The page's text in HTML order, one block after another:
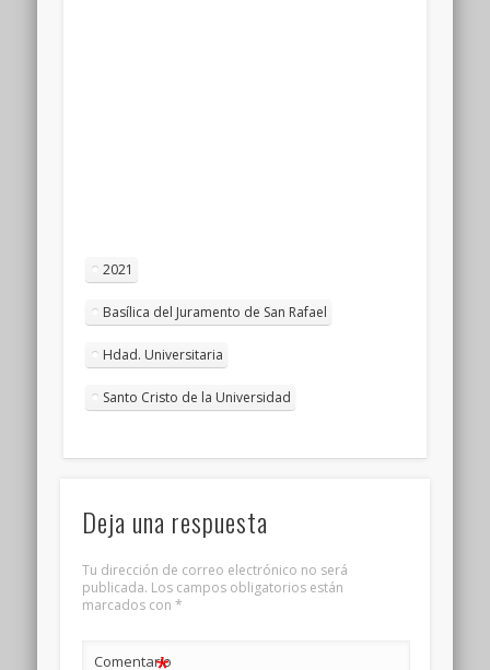
2021
Basílica del Juramento de San Rafael
Hdad. Universitaria
Santo Cristo de la Universidad
Deja una respuesta
Tu dirección de correo electrónico no será
publicada. Los campos obligatorios están
marcados con *
Comentario